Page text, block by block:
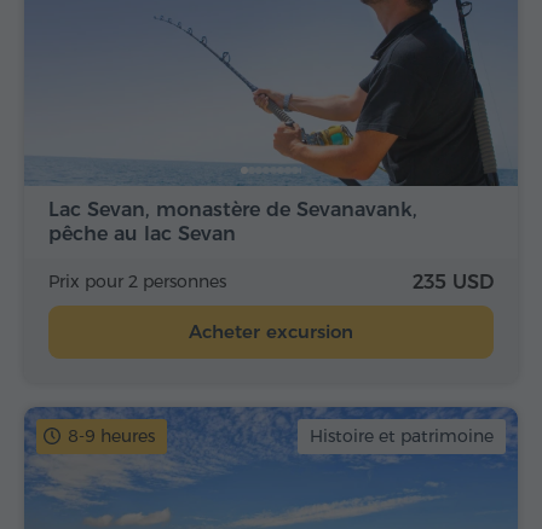
Lac Sevan, monastère de Sevanavank,
pêche au lac Sevan
Prix pour 2 personnes 235 USD
Acheter excursion
8-9 heures Histoire et patrimoine